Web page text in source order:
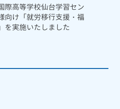
際高等学校仙台学習セン
向け「就労移行支援・福
を実施いたしました